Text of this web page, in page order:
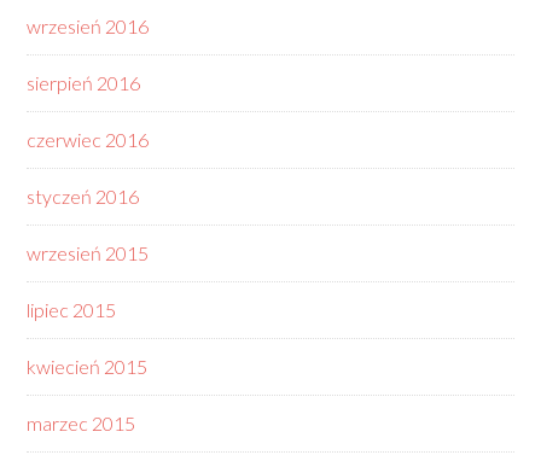
wrzesień 2016
sierpień 2016
czerwiec 2016
styczeń 2016
wrzesień 2015
lipiec 2015
kwiecień 2015
marzec 2015